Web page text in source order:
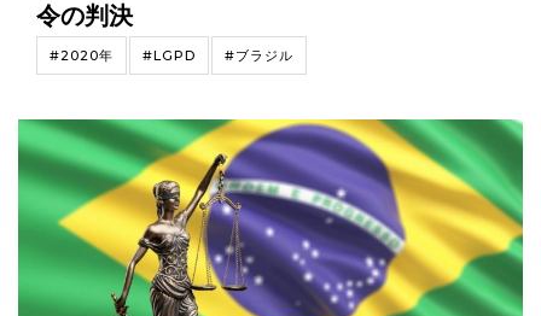
令の判決
#2020年 #LGPD #ブラジル